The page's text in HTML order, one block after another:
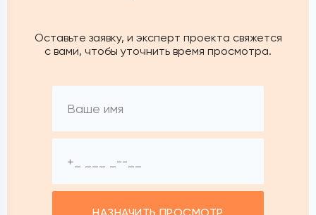
Оставьте заявку, и эксперт проекта свяжется
с вами, чтобы уточнить время просмотра.